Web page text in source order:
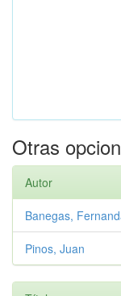
Otras
Autor
Banegas,
Pinos, Juan